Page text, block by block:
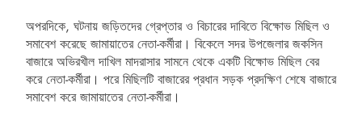
অপরদিকে, ঘটনায় জড়িতদের গ্রেপ্তার ও বিচারের দাবিতে বিক্ষোভ মিছিল ও
সমাবেশ করেছে জামায়াতের নেতা-কর্মীরা। বিকেলে সদর উপজেলার জকসিন
বাজারে অভিরখীল দাখিল মাদরাসার সামনে থেকে একটি বিক্ষোভ মিছিল বের
করে নেতা-কর্মীরা। পরে মিছিলটি বাজারের প্রধান সড়ক প্রদক্ষিণ শেষে বাজারে
সমাবেশ করে জামায়াতের নেতা-কর্মীরা।